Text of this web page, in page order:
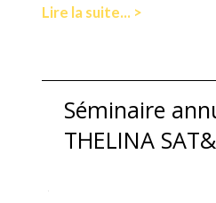
Lire la suite... >
Séminaire
THELINA